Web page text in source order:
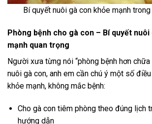
Bí quyết nuôi gà con khỏe mạnh
Phòng bệnh cho gà con – Bí quyết
mạnh quan trọng
Người xưa từng nói “phòng bệnh hơn chữa
nuôi gà con, anh em cần chú ý một số
khỏe mạnh, không mắc bệnh:
Cho gà con tiêm phòng theo đúng lịch
hướng dẫn